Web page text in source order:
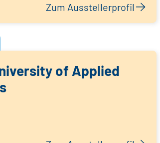
Zum Ausstellerprofil
of Applied